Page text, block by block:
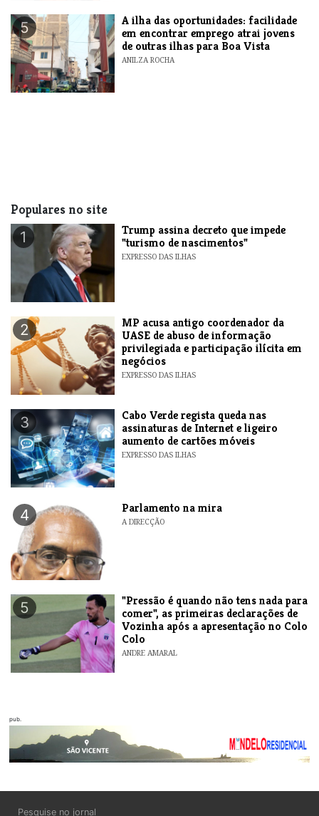
5
A ilha das oportunidades: facilidade
em encontrar emprego atrai jovens
de outras ilhas para Boa Vista
ANILZA ROCHA
Populares no site
1
Trump assina decreto que impede
"turismo de nascimentos"
EXPRESSO DAS ILHAS
2
MP acusa antigo coordenador da
UASE de abuso de informação
privilegiada e participação ilícita em
negócios
EXPRESSO DAS ILHAS
3
Cabo Verde regista queda nas
assinaturas de Internet e ligeiro
aumento de cartões móveis
EXPRESSO DAS ILHAS
4 Parlamento na mira
A DIRECÇÃO
5
"Pressão é quando não tens nada para
comer", as primeiras declarações de
Vozinha após a apresentação no Colo
Colo
ANDRE AMARAL
pub.
Pesquise no jornal